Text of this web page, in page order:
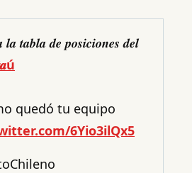
𝒕𝒂𝒃𝒍𝒂 𝒅𝒆 𝒑𝒐𝒔𝒊𝒄𝒊𝒐𝒏𝒆𝒔 𝒅𝒆𝒍
quedó tu equipo
6Yio3ilQx5